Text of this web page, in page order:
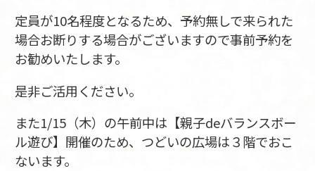
定員が10名程度となるため、予約無しで来られた
場合お断りする場合がございますので事前予約を
お勧めいたします。
是非ご活用ください。
また1/15（木）の午前中は【親子deバランスボー
ル遊び】開催のため、つどいの広場は３階でおこ
ないます。